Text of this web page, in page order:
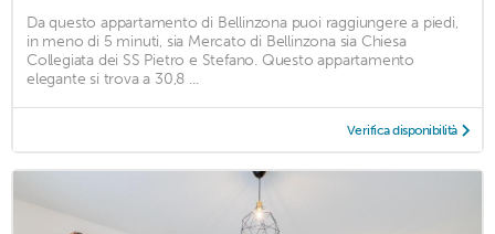
Da questo appartamento di Bellinzona puoi raggiungere a piedi,
in meno di 5 minuti, sia Mercato di Bellinzona sia Chiesa
Collegiata dei SS Pietro e Stefano. Questo appartamento
elegante si trova a 30,8 ...
Verifica disponibilità